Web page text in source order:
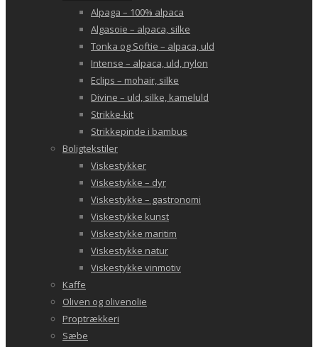
Alpaga – 100% alpaca
Algasoie – alpaca, silke
Tonka og Softie – alpaca, uld
Intense – alpaca, uld, nylon
Eclips – mohair, silke
Divine – uld, silke, kameluld
Strikke-kit
Strikkepinde i bambus
Boligtekstiler
Viskestykker
Viskestykke – dyr
Viskestykke – gastronomi
Viskestykke kunst
Viskestykke maritim
Viskestykke natur
Viskestykke vinmotiv
Kaffe
Oliven og olivenolie
Proptrækkeri
Sæbe